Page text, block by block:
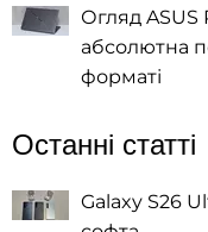
Огляд ASUS
абсолютна
форматі
Останні статті
Galaxy S26